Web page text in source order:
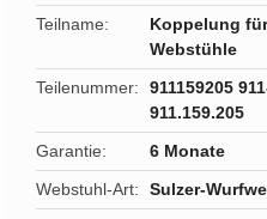
Teilname
Koppelung
Webstühle
Teilenummer
911159205
911.159.205
Garantie
6 Monate
Webstuhl-Art
Sulzer-